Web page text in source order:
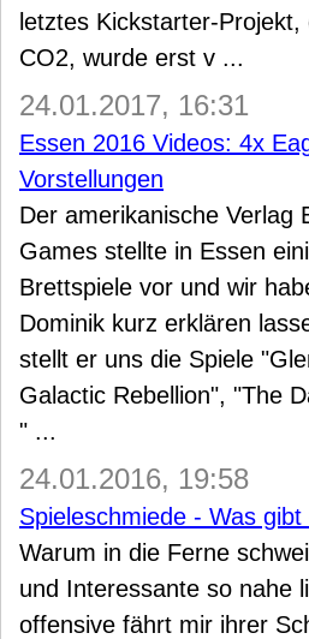
letztes Kickstarter-
CO2, wurde erst v ...
24.01.2017, 16:31
Essen 2016 Videos: 4x
Vorstellungen
Der amerikanische Verlag
Games stellte in Essen
Brettspiele vor und wir
Dominik kurz erklären
stellt er uns die Spiele
Galactic Rebellion", "The
" ...
24.01.2016, 19:58
Spieleschmiede - Was
Warum in die Ferne
und Interessante so nahe
offensive fährt mir ihrer